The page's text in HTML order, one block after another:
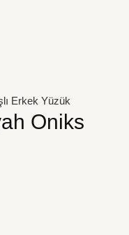
Erkek Yüzük
Oniks